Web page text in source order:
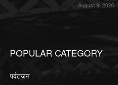
August 9, 2026
POPULAR CATEGORY
पर्वतजन